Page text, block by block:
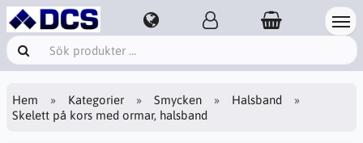
Hem Kategorier Smycken
Halsband
Skelett på kors med ormar, halsband